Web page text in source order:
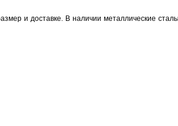
и доставке. В наличии металлические